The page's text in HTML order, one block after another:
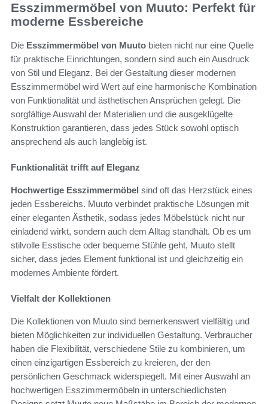
Esszimmermöbel von Muuto: Perfekt für
moderne Essbereiche
Die Esszimmermöbel von Muuto bieten nicht nur eine Quelle
für praktische Einrichtungen, sondern sind auch ein Ausdruck
von Stil und Eleganz. Bei der Gestaltung dieser modernen
Esszimmermöbel wird Wert auf eine harmonische Kombination
von Funktionalität und ästhetischen Ansprüchen gelegt. Die
sorgfältige Auswahl der Materialien und die ausgeklügelte
Konstruktion garantieren, dass jedes Stück sowohl optisch
ansprechend als auch langlebig ist.
Funktionalität trifft auf Eleganz
Hochwertige Esszimmermöbel sind oft das Herzstück eines
jeden Essbereichs. Muuto verbindet praktische Lösungen mit
einer eleganten Ästhetik, sodass jedes Möbelstück nicht nur
einladend wirkt, sondern auch dem Alltag standhält. Ob es um
stilvolle Esstische oder bequeme Stühle geht, Muuto stellt
sicher, dass jedes Element funktional ist und gleichzeitig ein
modernes Ambiente fördert.
Vielfalt der Kollektionen
Die Kollektionen von Muuto sind bemerkenswert vielfältig und
bieten Möglichkeiten zur individuellen Gestaltung. Verbraucher
haben die Flexibilität, verschiedene Stile zu kombinieren, um
einen einzigartigen Essbereich zu kreieren, der den
persönlichen Geschmack widerspiegelt. Mit einer Auswahl an
hochwertigen Esszimmermöbeln in unterschiedlichsten